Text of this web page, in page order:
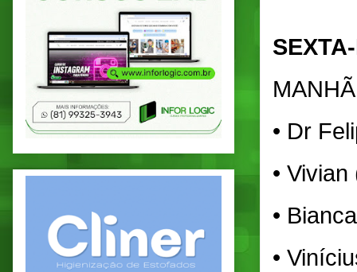
MANHÃ
• Dr
•
•
•